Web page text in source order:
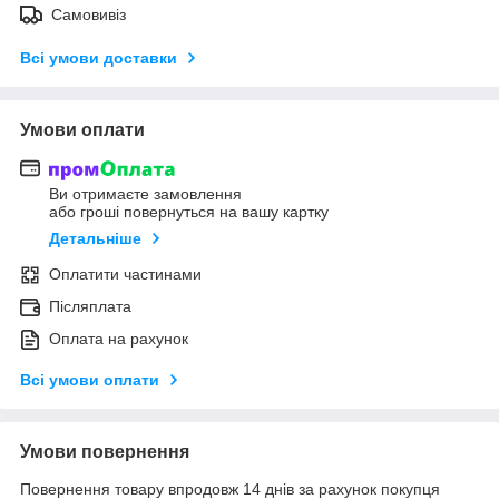
Самовивіз
Всі умови доставки
Умови оплати
Ви отримаєте замовлення
або гроші повернуться на вашу картку
Детальніше
Оплатити частинами
Післяплата
Оплата на рахунок
Всі умови оплати
Умови повернення
Повернення товару впродовж 14 днів за рахунок покупця